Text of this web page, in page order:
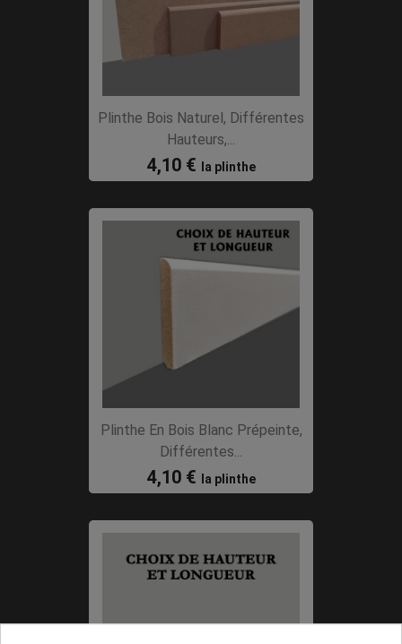
Plinthe Bois Naturel, Différentes
Hauteurs,...
4,10 € la plinthe
Plinthe En Bois Blanc Prépeinte,
Différentes...
4,10 € la plinthe